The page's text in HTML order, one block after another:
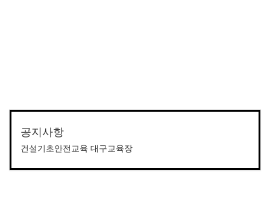
공지사항
건설기초안전교육 대구교육장